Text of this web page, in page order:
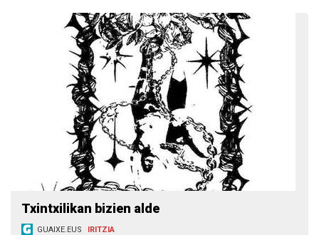
Txintxilikan bizien alde
GUAIXE.EUS IRITZIA